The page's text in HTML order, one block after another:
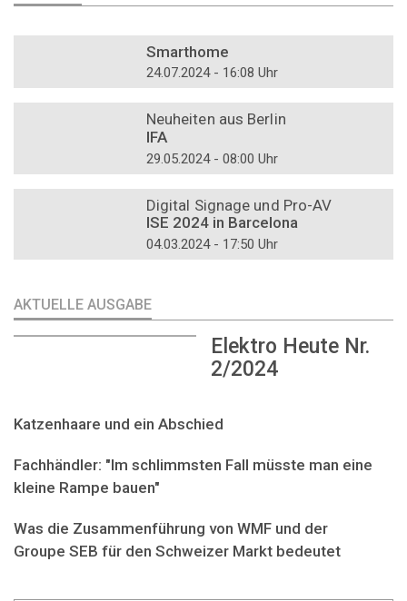
Smarthome
24.07.2024 - 16:08 Uhr
Neuheiten aus Berlin
IFA
29.05.2024 - 08:00 Uhr
Digital Signage und Pro-AV
ISE 2024 in Barcelona
04.03.2024 - 17:50 Uhr
AKTUELLE AUSGABE
Elektro Heute Nr.
2/2024
Katzenhaare und ein Abschied
Fachhändler: "Im schlimmsten Fall müsste man eine
kleine Rampe bauen"
Was die Zusammenführung von WMF und der
Groupe SEB für den Schweizer Markt bedeutet